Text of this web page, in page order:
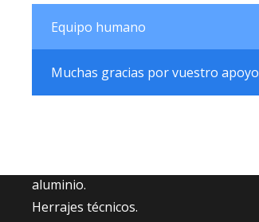
Equipo humano
Muchas gracias por vuestro apoyo
aluminio.
Herrajes técnicos.